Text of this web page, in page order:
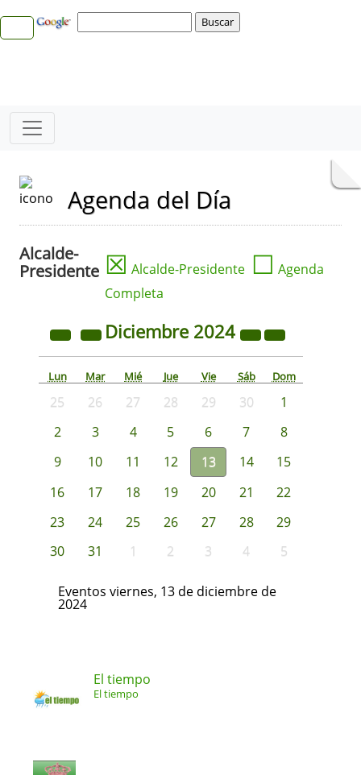
Agenda del Día
Alcalde-
Presidente ☒ Alcalde-Presidente ☐ Agenda
Completa
Diciembre 2024
Lun Mar Mié Jue Vie Sáb Dom
25 26 27 28 29 30
1
2
3 4 5 6 7
8
9
10 11 12 13 14
15
16
17 18 19 20 21
22
23
24 25 26 27 28
29
30
31 1 2 3 4 5
Eventos viernes, 13 de diciembre de
2024
El tiempo
El tiempo